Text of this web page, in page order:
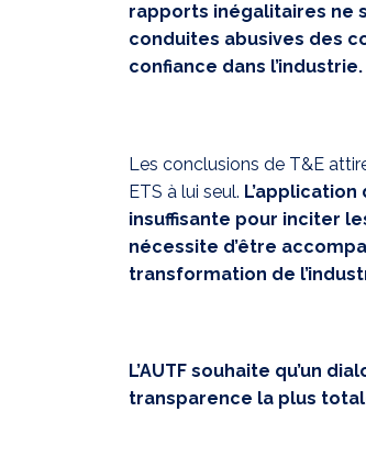
rapports inégalitaires ne
conduites abusives des
confiance dans l’industrie.
Les conclusions de T&E
ETS à lui seul.
insuffisante pour inciter
nécessite d’être
transformation de
L’AUTF souhaite qu’un
transparence la plus